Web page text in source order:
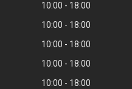
10:00
18:00
10:00
18:00
10:00
18:00
10:00
18:00
10:00
18:00